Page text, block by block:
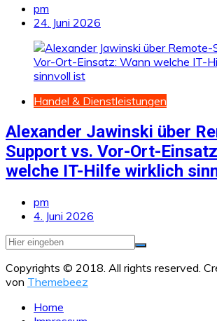
pm
24. Juni 2026
Handel & Dienstleistungen
Alexander Jawinski über
Support vs. Vor-Ort-
welche IT-Hilfe wirklich
pm
4. Juni 2026
Copyrights © 2018. All rights reserved.
von Themebeez
Home